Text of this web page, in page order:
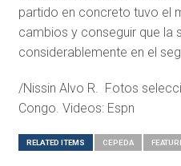
partido en concreto tuvo el
cambios y conseguir que la
considerablemente en el
/Nissin Alvo R. Fotos
Congo. Videos: Espn
RELATED ITEMS CEPEDA